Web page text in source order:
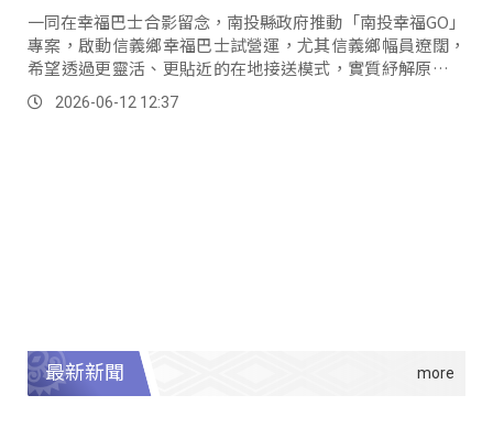
一同在幸福巴士合影留念，南投縣政府推動「南投幸福GO」
專案，啟動信義鄉幸福巴士試營運，尤其信義鄉幅員遼闊，
希望透過更靈活、更貼近的在地接送模式，實質紓解原鄉部
落日常生活的交通需求。
2026-06-12 12:37
最新新聞